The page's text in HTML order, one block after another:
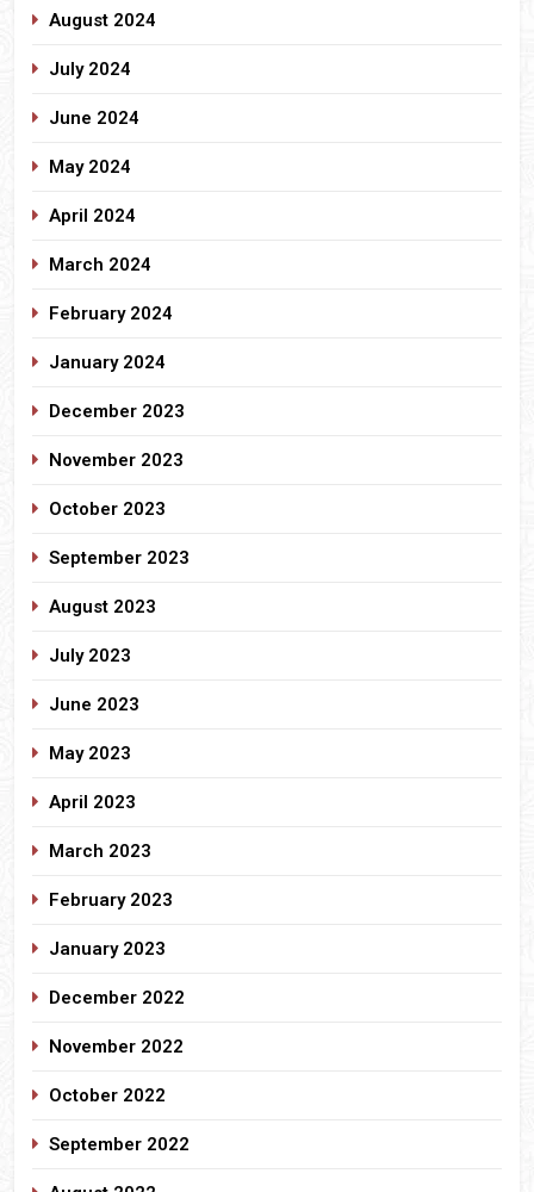
August 2024
July 2024
June 2024
May 2024
April 2024
March 2024
February 2024
January 2024
December 2023
November 2023
October 2023
September 2023
August 2023
July 2023
June 2023
May 2023
April 2023
March 2023
February 2023
January 2023
December 2022
November 2022
October 2022
September 2022